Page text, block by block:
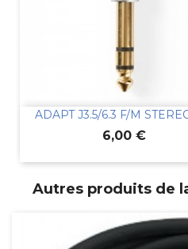
ADAPT J3.5/6.3 F/M
Prix
6,00 €
Autres produits de